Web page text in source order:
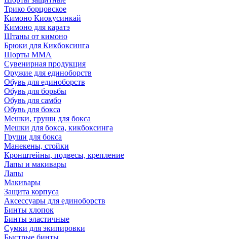
Трико борцовское
Кимоно Киокусинкай
Кимоно для каратэ
Штаны от кимоно
Брюки для Кикбоксинга
Шорты ММА
Сувенирная продукция
Оружие для единоборств
Обувь для единоборств
Обувь для борьбы
Обувь для самбо
Обувь для бокса
Мешки, груши для бокса
Мешки для бокса, кикбоксинга
Груши для бокса
Манекены, стойки
Кронштейны, подвесы, крепление
Лапы и макивары
Лапы
Макивары
Защита корпуса
Аксессуары для единоборств
Бинты хлопок
Бинты эластичные
Сумки для экипировки
Быстрые бинты